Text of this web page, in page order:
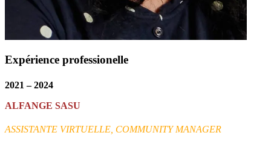
Expérience professionelle
2021 – 2024
ALFANGE SASU
ASSISTANTE VIRTUELLE COMMUNITY MANAGER